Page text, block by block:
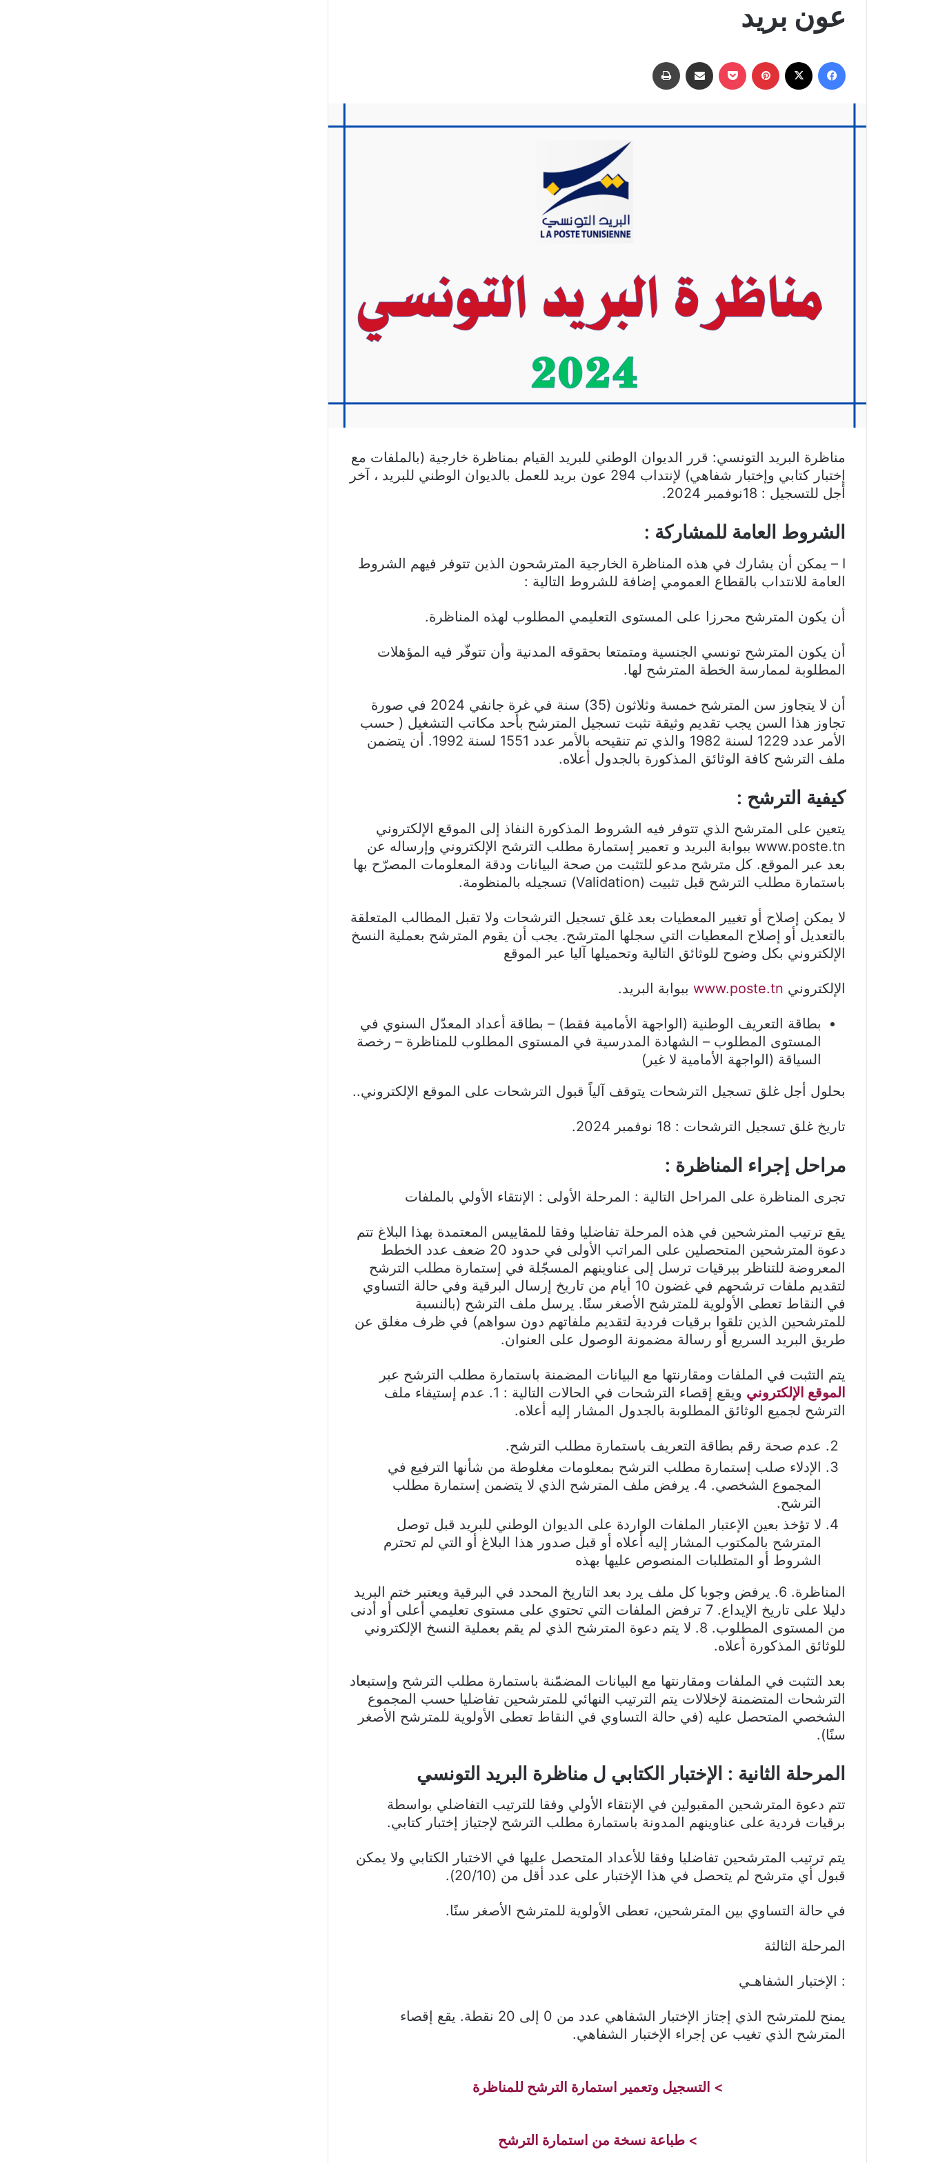
عون بريد
فيسبوك بينتيريست ‫Pocket مشاركة عبر البريد
مناظرة البريد التونسي: قرر الديوان الوطني للبريد القيام بمناظرة خارجية (بالملفات مع
إختبار كتابي وإختبار شفاهي) لإنتداب 294 عون بريد للعمل بالديوان الوطني للبريد ، آخر
أجل للتسجيل : 18نوفمبر 2024.
الشروط العامة للمشاركة :
I – يمكن أن يشارك في هذه المناظرة الخارجية المترشحون الذين تتوفر فيهم الشروط
العامة للانتداب بالقطاع العمومي إضافة للشروط التالية :
أن يكون المترشح محرزا على المستوى التعليمي المطلوب لهذه المناظرة.
أن يكون المترشح تونسي الجنسية ومتمتعا بحقوقه المدنية وأن تتوفّر فيه المؤهلات
المطلوبة لممارسة الخطة المترشح لها.
أن لا يتجاوز سن المترشح خمسة وثلاثون (35) سنة في غرة جانفي 2024 في صورة
تجاوز هذا السن يجب تقديم وثيقة تثبت تسجيل المترشح بأحد مكاتب التشغيل ( حسب
الأمر عدد 1229 لسنة 1982 والذي تم تنقيحه بالأمر عدد 1551 لسنة 1992. أن يتضمن
ملف الترشح كافة الوثائق المذكورة بالجدول أعلاه.
كيفية الترشح :
يتعين على المترشح الذي تتوفر فيه الشروط المذكورة النفاذ إلى الموقع الإلكتروني
www.poste.tn ببوابة البريد و تعمير إستمارة مطلب الترشح الإلكتروني وإرساله عن
بعد عبر الموقع. كل مترشح مدعو للتثبت من صحة البيانات ودقة المعلومات المصرّح بها
باستمارة مطلب الترشح قبل تثبيت (Validation) تسجيله بالمنظومة.
لا يمكن إصلاح أو تغيير المعطيات بعد غلق تسجيل الترشحات ولا تقبل المطالب المتعلقة
بالتعديل أو إصلاح المعطيات التي سجلها المترشح. يجب أن يقوم المترشح بعملية النسخ
الإلكتروني بكل وضوح للوثائق التالية وتحميلها آليا عبر الموقع
الإلكتروني www.poste.tn ببوابة البريد.
بطاقة التعريف الوطنية (الواجهة الأمامية فقط) – بطاقة أعداد المعدّل السنوي في
المستوى المطلوب – الشهادة المدرسية في المستوى المطلوب للمناظرة – رخصة
السياقة (الواجهة الأمامية لا غير)
بحلول أجل غلق تسجيل الترشحات يتوقف آلياً قبول الترشحات على الموقع الإلكتروني..
تاريخ غلق تسجيل الترشحات : 18 نوفمبر 2024.
مراحل إجراء المناظرة :
تجرى المناظرة على المراحل التالية : المرحلة الأولى : الإنتقاء الأولي بالملفات
يقع ترتيب المترشحين في هذه المرحلة تفاضليا وفقا للمقاييس المعتمدة بهذا البلاغ تتم
دعوة المترشحين المتحصلين على المراتب الأولى في حدود 20 ضعف عدد الخطط
المعروضة للتناظر ببرقيات ترسل إلى عناوينهم المسجّلة في إستمارة مطلب الترشح
لتقديم ملفات ترشحهم في غضون 10 أيام من تاريخ إرسال البرقية وفي حالة التساوي
في النقاط تعطى الأولوية للمترشح الأصغر سنًا. يرسل ملف الترشح (بالنسبة
للمترشحين الذين تلقوا برقيات فردية لتقديم ملفاتهم دون سواهم) في ظرف مغلق عن
طريق البريد السريع أو رسالة مضمونة الوصول على العنوان.
يتم التثبت في الملفات ومقارنتها مع البيانات المضمنة باستمارة مطلب الترشح عبر
الموقع الإلكتروني
ويقع إقصاء الترشحات في الحالات التالية : 1. عدم إستيفاء ملف
الترشح لجميع الوثائق المطلوبة بالجدول المشار إليه أعلاه.
عدم صحة رقم بطاقة التعريف باستمارة مطلب الترشح.
الإدلاء صلب إستمارة مطلب الترشح بمعلومات مغلوطة من شأنها الترفيع في
المجموع الشخصي. 4. يرفض ملف المترشح الذي لا يتضمن إستمارة مطلب
الترشح.
لا تؤخذ بعين الإعتبار الملفات الواردة على الديوان الوطني للبريد قبل توصل
المترشح بالمكتوب المشار إليه أعلاه أو قبل صدور هذا البلاغ أو التي لم تحترم
الشروط أو المتطلبات المنصوص عليها بهذه
المناظرة. 6. يرفض وجوبا كل ملف يرد بعد التاريخ المحدد في البرقية ويعتبر ختم البريد
دليلا على تاريخ الإيداع. 7 ترفض الملفات التي تحتوي على مستوى تعليمي أعلى أو أدنى
من المستوى المطلوب. 8. لا يتم دعوة المترشح الذي لم يقم بعملية النسخ الإلكتروني
للوثائق المذكورة أعلاه.
بعد التثبت في الملفات ومقارنتها مع البيانات المضمّنة باستمارة مطلب الترشح وإستبعاد
الترشحات المتضمنة لإخلالات يتم الترتيب النهائي للمترشحين تفاضليا حسب المجموع
الشخصي المتحصل عليه (في حالة التساوي في النقاط تعطى الأولوية للمترشح الأصغر
سنًا).
المرحلة الثانية : الإختبار الكتابي ل مناظرة البريد التونسي
تتم دعوة المترشحين المقبولين في الإنتقاء الأولي وفقا للترتيب التفاضلي بواسطة
برقيات فردية على عناوينهم المدونة باستمارة مطلب الترشح لإجتياز إختبار كتابي.
يتم ترتيب المترشحين تفاضليا وفقا للأعداد المتحصل عليها في الاختبار الكتابي ولا يمكن
قبول أي مترشح لم يتحصل في هذا الإختبار على عدد أقل من (20/10).
في حالة التساوي بين المترشحين، تعطى الأولوية للمترشح الأصغر سنًا.
المرحلة الثالثة
: الإختبار الشفاهـي
يمنح للمترشح الذي إجتاز الإختبار الشفاهي عدد من 0 إلى 20 نقطة. يقع إقصاء
المترشح الذي تغيب عن إجراء الإختبار الشفاهي.
> التسجيل وتعمير استمارة الترشح للمناظرة
> طباعة نسخة من استمارة الترشح